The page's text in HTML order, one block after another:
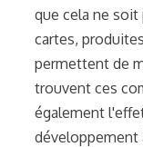
que cela ne soit
cartes,
permettent de
trouvent ces
également
développement